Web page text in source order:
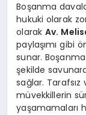
Boşanma
hukuki olarak
olarakAv.
paylaşımı gibi
sunar.
şekilde
sağlar. Tarafsız
müvekkillerin
yaşamamaları